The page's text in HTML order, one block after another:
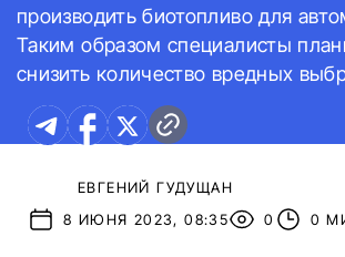
производить биотопливо для
Таким образом специалисты
снизить количество вредных
ЕВГЕНИЙ ГУДУЩАН
8 ИЮНЯ 2023, 08:35
0 0